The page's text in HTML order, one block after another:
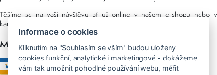
Těšíme se na vaši návštěvu ať už online v našem e-shopu nebo v
kamenné prodejně, kterou najdete v NS (nákupní středisko) URAN.
Možnosti platby
Informace o cookies
Kliknutím na "Souhlasím se vším" budou uloženy
cookies funkční, analytické i marketingové - dokážeme
vám tak umožnit pohodlné používání webu, měřit